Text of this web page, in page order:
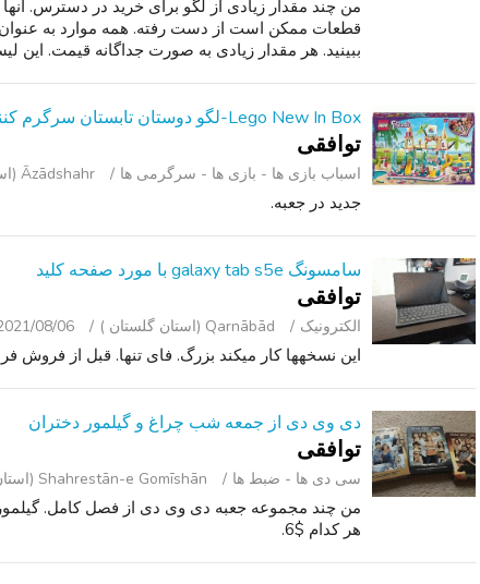
من چند مقدار زیادی از لگو برای خرید در دسترس.
قطعات ممکن است از دست رفته. همه موارد به
ببینید. هر مقدار زیادی به صورت جداگانه قیمت. این
Lego New In Box-لگو دوستان تابستان سرگرم کننده پارک آبی
توافقی
اسباب‌ بازی ها - بازی ها - سرگرمی ‌ها Āzādshahr (استان گلستان )
جدید در جعبه.
سامسونگ galaxy tab s5e با مورد صفحه کلید
توافقی
الکترونیک Qarnābād (استان گلستان ) 08/06
این نسخهها کار میکند بزرگ. فای تنها. قبل از فروش
دی وی دی از جمعه شب چراغ و گیلمور دختران
توافقی
سی ‌دی ‌ها - ضبط‌ ها Shahrestān-e Gomīshān (استان گلستان )
هر کدام $6.